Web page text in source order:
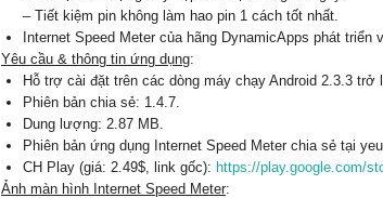
– Tiết kiệm pin không làm hao pin 1 cách tốt nhất.
Internet Speed ​​Meter của hãng DynamicApps phát
Yêu cầu & thông tin ứng dụng:
Hỗ trợ cài đặt trên các dòng máy chạy Android 2.3.3 trở
Phiên bản chia sẻ: 1.4.7.
Dung lượng: 2.87 MB.
Phiên bản ứng dụng Internet Speed Meter chia sẻ tại
CH Play (giá: 2.49$, link gốc): https://play.google.com/
Ảnh màn hình Internet Speed Meter: